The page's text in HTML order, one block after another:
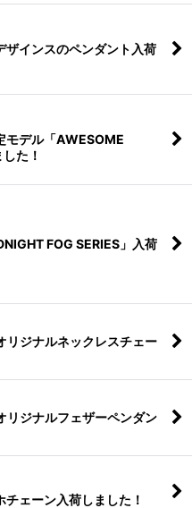
ザインスのペンダント入荷
モデル「AWESOME
た！
FOG SERIES」入荷
リジナルネックレスチェー
リジナルフェザーペンダン
ェーン入荷しました！